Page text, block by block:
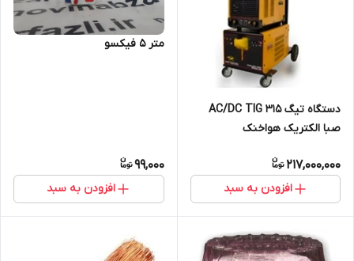
دستگاه تیگ AC/DC TIG 315
صبا الکتریک هواخنک
217,000,000
افزودن به سبد
متر 5 فیکسو
99,000
افزودن به سبد